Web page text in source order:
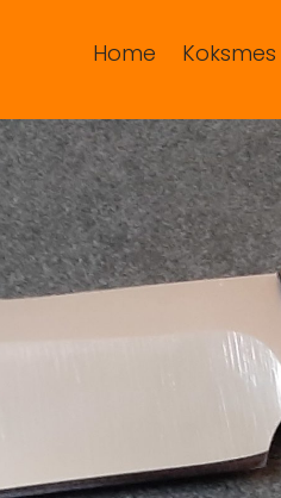
Home Koksmes